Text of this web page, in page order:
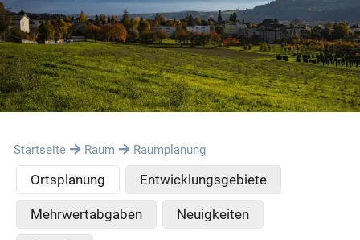
Startseite Raum Raumplanung
Ortsplanung Entwicklungsgebiete
Mehrwertabgaben Neuigkeiten